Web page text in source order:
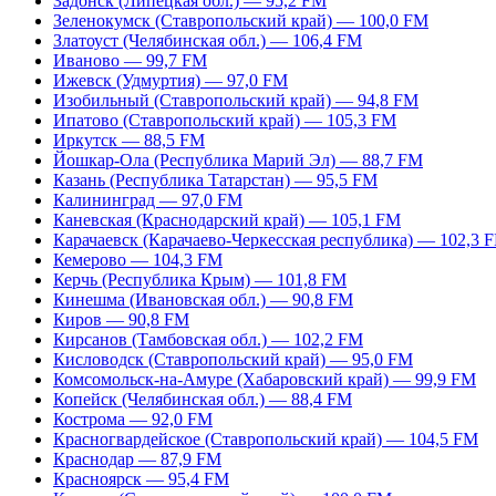
Зеленокумск (Ставропольский край) — 100,0 FM
Златоуст (Челябинская обл.) — 106,4 FM
Иваново — 99,7 FM
Ижевск (Удмуртия) — 97,0 FM
Изобильный (Ставропольский край) — 94,8 FM
Ипатово (Ставропольский край) — 105,3 FM
Иркутск — 88,5 FM
Йошкар-Ола (Республика Марий Эл) — 88,7 FM
Казань (Республика Татарстан) — 95,5 FM
Калининград — 97,0 FM
Каневская (Краснодарский край) — 105,1 FM
Карачаевск (Карачаево-Черкесская республика) — 102,3
Кемерово — 104,3 FM
Керчь (Республика Крым) — 101,8 FM
Кинешма (Ивановская обл.) — 90,8 FM
Киров — 90,8 FM
Кирсанов (Тамбовская обл.) — 102,2 FM
Кисловодск (Ставропольский край) — 95,0 FM
Комсомольск-на-Амуре (Хабаровский край) — 99,9 FM
Копейск (Челябинская обл.) — 88,4 FM
Кострома — 92,0 FM
Красногвардейское (Ставропольский край) — 104,5 FM
Краснодар — 87,9 FM
Красноярск — 95,4 FM